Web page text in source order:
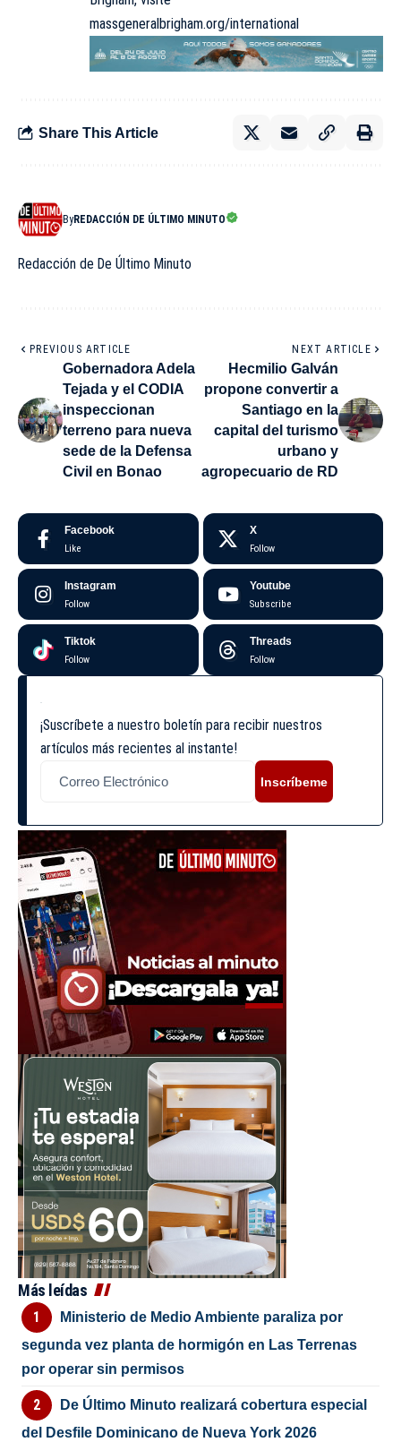
massgeneralbrigham.org/international
Share This Article
ByREDACCIÓN DE ÚLTIMO MINUTO
Redacción de De Último Minuto
PREVIOUS ARTICLE
Gobernadora Adela
Tejada y el CODIA
inspeccionan
terreno para nueva
sede de la Defensa
Civil en Bonao
NEXT ARTICLE
Hecmilio Galván
propone convertir a
Santiago en la
capital del turismo
urbano y
agropecuario de RD
Facebook
Like
X
Follow
Instagram
Follow
Youtube
Subscribe
Tiktok
Follow
Threads
Follow
¡Suscríbete a nuestro boletín para recibir nuestros
artículos más recientes al instante!
Inscríbeme
Más leídas
Ministerio de Medio Ambiente paraliza por
segunda vez planta de hormigón en Las Terrenas
por operar sin permisos
De Último Minuto realizará cobertura especial
del Desfile Dominicano de Nueva York 2026